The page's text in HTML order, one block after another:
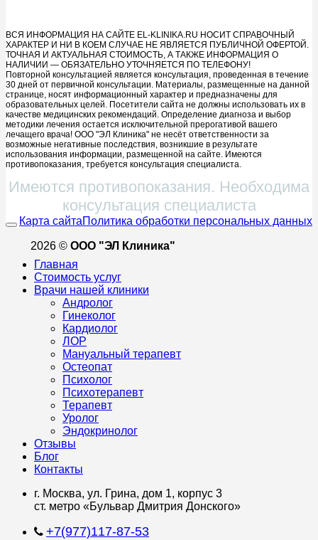
ВСЯ ИНФОРМАЦИЯ НА САЙТЕ EL-KLINIKA.RU НОСИТ СПРАВОЧНЫЙ
ХАРАКТЕР И НИ В КОЕМ СЛУЧАЕ НЕ ЯВЛЯЕТСЯ ПУБЛИЧНОЙ ОФЕРТОЙ.
ТОЧНАЯ И АКТУАЛЬНАЯ СТОИМОСТЬ, А ТАКЖЕ ИНФОРМАЦИЯ О
НАЛИЧИИ — ОБЯЗАТЕЛЬНО УТОЧНЯЕТСЯ ПО ТЕЛЕФОНУ!
Повторной консультацией является консультация, проведенная в течение
30 дней от первичной консультации. Материалы, размещенные на данной
странице, носят информационный характер и предназначены для
образовательных целей. Посетители сайта не должны использовать их в
качестве медицинских рекомендаций. Определение диагноза и выбор
методики лечения остается исключительной прерогативой вашего
лечащего врача! ООО "ЭЛ Клиника" не несёт ответственности за
возможные негативные последствия, возникшие в результате
использования информации, размещенной на сайте. Имеются
противопоказания, требуется консультация специалиста.
Имеются противопоказания. Необходима
консультация специалиста
Карта сайтаПолитика обработки персональных данных
2026 © ООО "ЭЛ Клиника"
Главная
Стоимость услуг
Врачи нашей клиники
Андролог
Гинеколог
Кардиолог
ЛОР
Мануальный терапевт
Остеопат
Психолог
Психотерапевт
Терапевт
Уролог
Эндокринолог
Отзывы
Блог
Контакты
г. Москва, ул. Грина, дом 1, корпус 3
ст. метро «Бульвар Дмитрия Донского»
+7(977)117-87-53